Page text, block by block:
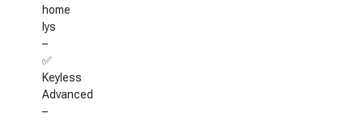
home
lys
–
✅
Keyless
Advanced
–